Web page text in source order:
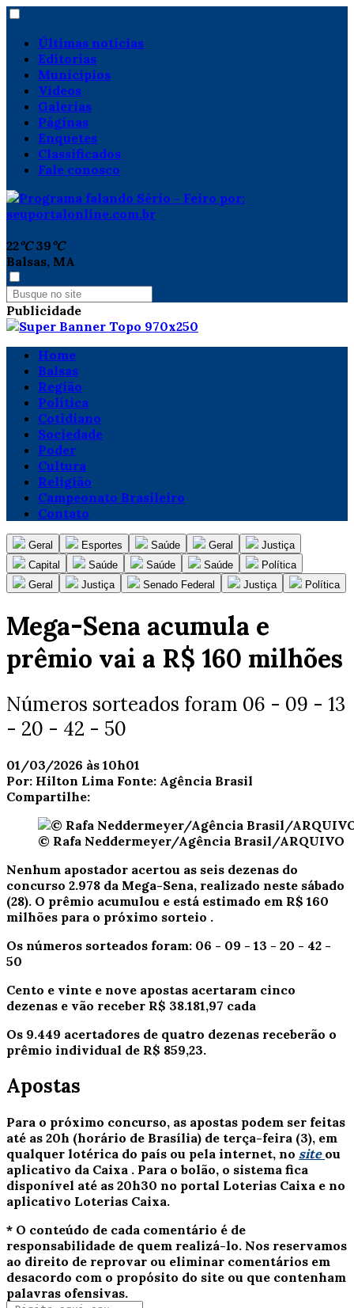
Últimas notícias
Editorias
Municípios
Vídeos
Galerias
Páginas
Enquetes
Classificados
Fale conosco
22°C 39°C
Balsas, MA
Publicidade
Home
Balsas
Região
Política
Cotidiano
Sociedade
Poder
Cultura
Religião
Campeonato Brasileiro
Contato
Geral Esportes Saúde Geral
Justiça
Capital
Saúde Saúde Saúde
Política
Geral
Justiça Senado Federal Justiça Política
Mega-Sena acumula e
prêmio vai a R$ 160 milhões
Números sorteados foram 06 - 09 - 13
- 20 - 42 - 50
01/03/2026 às 10h01
Por: Hilton Lima Fonte: Agência Brasil
Compartilhe:
© Rafa Neddermeyer/Agência Brasil/ARQUIVO
Nenhum apostador acertou as seis dezenas do
concurso 2.978 da Mega-Sena, realizado neste sábado
(28). O prêmio acumulou e está estimado em R$ 160
milhões para o próximo sorteio .
Os números sorteados foram: 06 - 09 - 13 - 20 - 42 -
50
Cento e vinte e nove apostas acertaram cinco
dezenas e vão receber R$ 38.181,97 cada
Os 9.449 acertadores de quatro dezenas receberão o
prêmio individual de R$ 859,23.
Apostas
Para o próximo concurso, as apostas podem ser feitas
até as 20h (horário de Brasília) de terça-feira (3), em
qualquer lotérica do país ou pela internet, no site ou
aplicativo da Caixa . Para o bolão, o sistema fica
disponível até as 20h30 no portal Loterias Caixa e no
aplicativo Loterias Caixa.
* O conteúdo de cada comentário é de
responsabilidade de quem realizá-lo. Nos reservamos
ao direito de reprovar ou eliminar comentários em
desacordo com o propósito do site ou que contenham
palavras ofensivas.